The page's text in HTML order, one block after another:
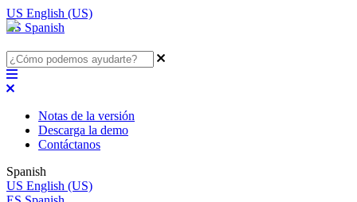
US English (US)
ES Spanish
Notas de la versión
Descarga la demo
Contáctanos
Spanish
US English (US)